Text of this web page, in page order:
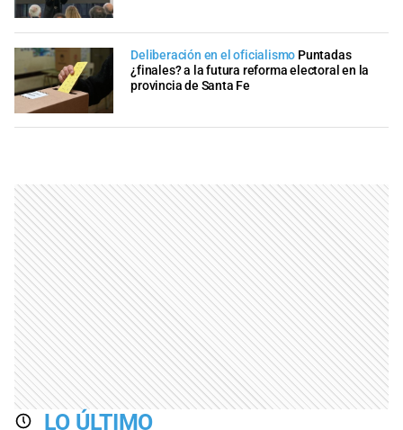
Deliberación en el oficialismo Puntadas
¿finales? a la futura reforma electoral en la
provincia de Santa Fe
LO ÚLTIMO